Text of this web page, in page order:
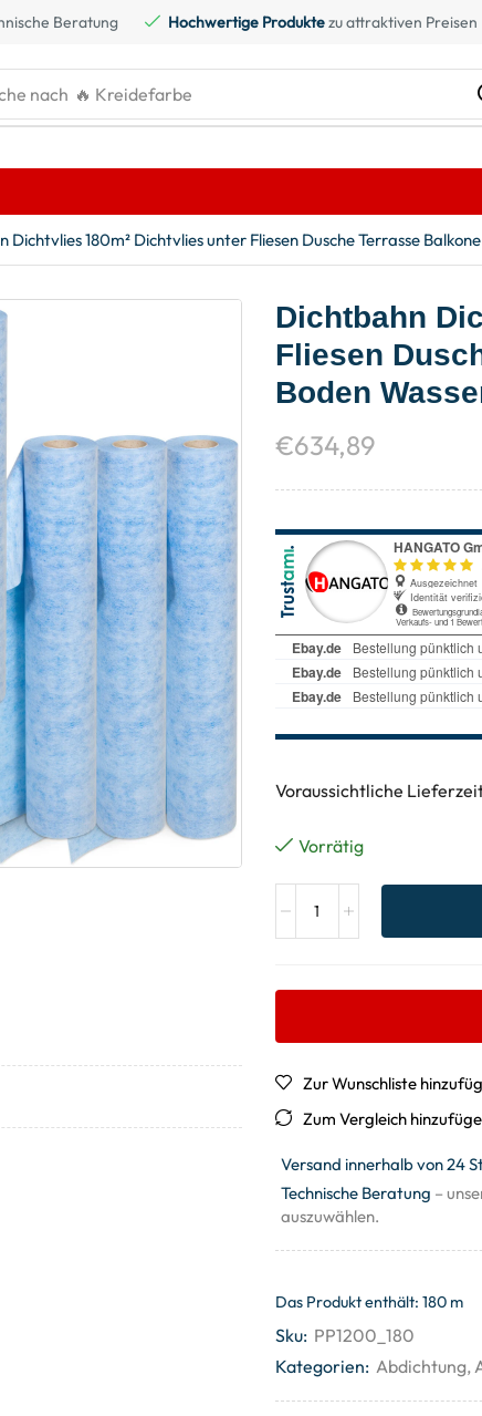
Beratung Hochwertige Produktezu attraktiven Preisen
nach 🔥 Kreidefarbe
Dichtvlies 180m² Dichtvlies unter Fliesen Dusche Terrasse
Dichtbahn
Fliesen
Boden
€634,89
Voraussichtliche
Vorrätig
Zur Wunschliste
Zum Vergleich
Versand innerhalb von 24
Technische Beratung –
auszuwählen.
Das Produkt enthält: 180 m
Sku: PP1200_180
Kategorien: Abdichtung,